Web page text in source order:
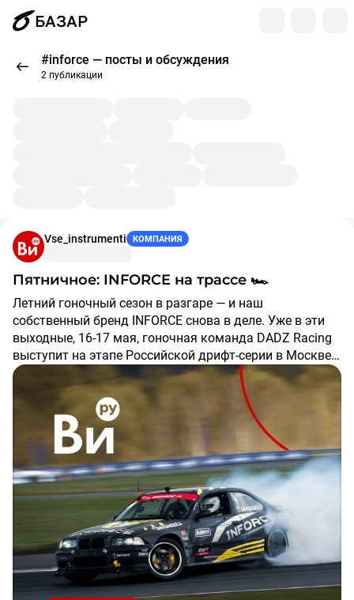
БАЗАР
#inforce — посты и обсуждения
2 публикации
Vse_instrumenti КОМПАНИЯ
Пятничное: INFORCE на трассе 🏎
Летний гоночный сезон в разгаре — и наш
собственный бренд INFORCE снова в деле. Уже в эти
выходные, 16-17 мая, гоночная команда DADZ Racing
выступит на этапе Российской дрифт-серии в Москве
(автодром ЦТВС Москва).
Напомним: INFORCE — официальный спонсор
команды, инженеры и механики DADZ Racing
используют наш инструмент для обслуживания и
подготовки автомобилей к гонкам.
Партнерство с командой из мира высоких нагрузок и
жесткой конкуренции — это реальная обкатка нашего
инструмента в экстремальных условиях и прямая
обратная связь от профессионалов, которую мы
используем для развития бренда.
▶️ Следить за заездами можно в прямом эфире на
сайте RDS TV.